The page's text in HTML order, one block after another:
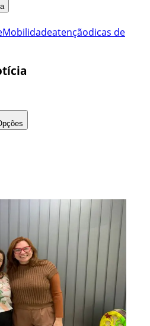
Mobilidadeatençãodicas de